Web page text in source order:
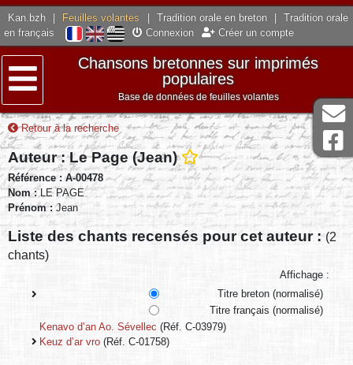
Kan.bzh Feuilles volantes Tradition orale en breton
Tradition orale
en français
Connexion Créer un compte
Menu
Chansons bretonnes sur imprimés
populaires
Base de données de feuilles volantes
Retour à la recherche
Auteur : Le Page (Jean)
Référence : A-00478
Nom :LE PAGE
Prénom :Jean
Liste des chants recensés pour cet auteur : (2
chants)
Affichage :
Titre breton (normalisé)
Titre français (normalisé)
Kenavo d’an Ao. Sévellec (Réf. C-03979)
Keuz d’ar vro (Réf. C-01758)